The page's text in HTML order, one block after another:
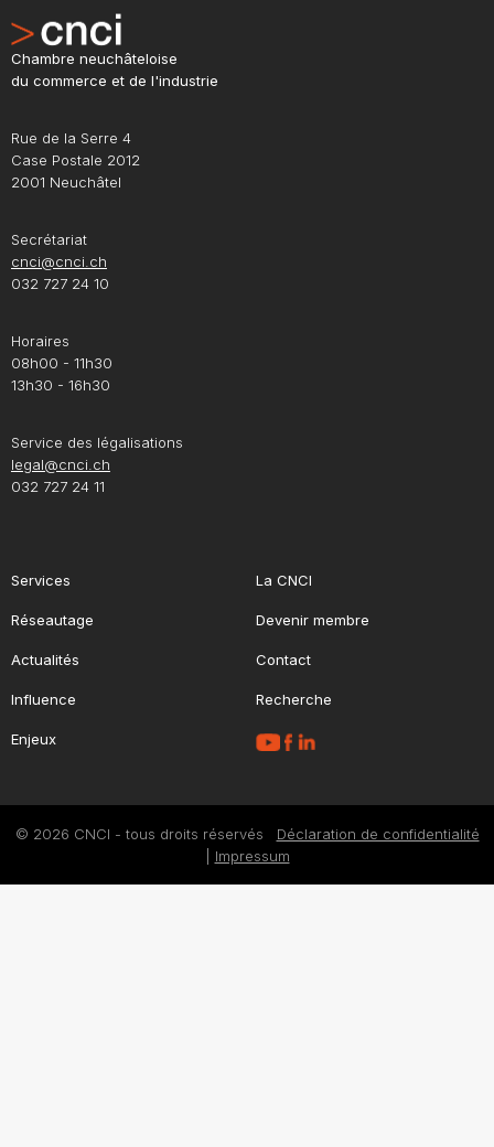
Chambre neuchâteloise
du commerce et de l'industrie
Rue de la Serre 4
Case Postale 2012
2001 Neuchâtel
Secrétariat
cnci@cnci.ch
032 727 24 10
Horaires
08h00 - 11h30
13h30 - 16h30
Service des légalisations
legal@cnci.ch
032 727 24 11
Services
Réseautage
Actualités
Influence
Enjeux
La CNCI
Devenir membre
Contact
Recherche
© 2026 CNCI - tous droits réservés Déclaration de confidentialité
Impressum